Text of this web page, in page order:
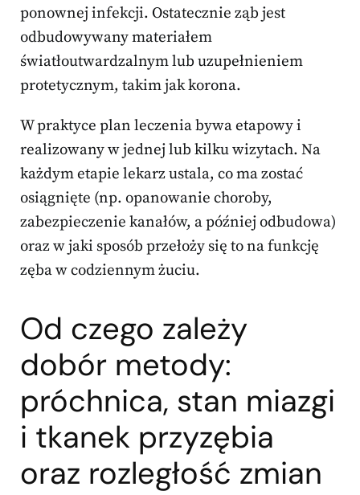
ponownej infekcji. Ostatecznie ząb jest
odbudowywany materiałem
światłoutwardzalnym lub uzupełnieniem
protetycznym, takim jak korona.
W praktyce plan leczenia bywa etapowy i
realizowany w jednej lub kilku wizytach. Na
każdym etapie lekarz ustala, co ma zostać
osiągnięte (np. opanowanie choroby,
zabezpieczenie kanałów, a później odbudowa)
oraz w jaki sposób przełoży się to na funkcję
zęba w codziennym żuciu.
Od czego zależy
dobór metody:
próchnica, stan miazgi
i tkanek przyzębia
oraz rozległość zmian